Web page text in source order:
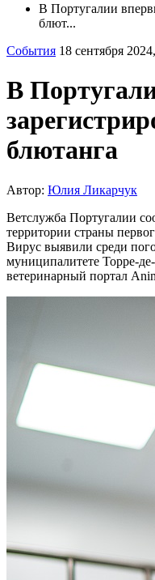
В Португалии
блют...
События 18 сентября
В
блютанга
Автор: Юлия Ликарчук
Ветслужба Португалии
территории страны
Вирус выявили среди
муниципалитете Торре-
ветеринарный портал